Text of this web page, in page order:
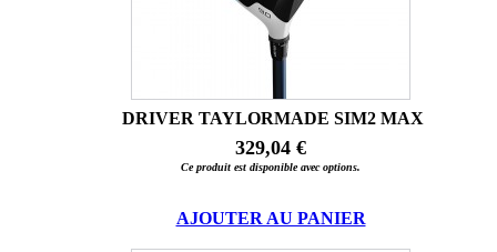
DRIVER TAYLORMADE SIM2 MAX
329,04 €
Ce produit est disponible avec options.
AJOUTER AU PANIER